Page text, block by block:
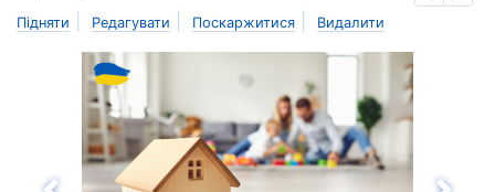
Підняти Редагувати Поскаржитися Видалити